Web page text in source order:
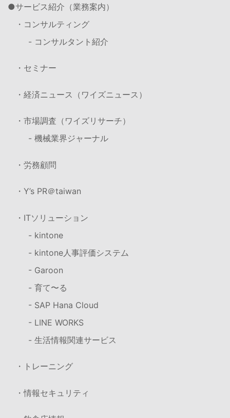
サービス紹介（業務案内）
・コンサルティング
- コンサルタント紹介
・セミナー
・経済ニュース（ワイズニュース）
・市場調査（ワイズリサーチ）
- 機械業界ジャーナル
・労務顧問
・Y’s PR＠taiwan
・ITソリューション
- kintone
- kintone人事評価システム
- Garoon
- 育て〜る
- SAP Hana Cloud
- LINE WORKS
- 生活情報関連サービス
・トレーニング
・情報セキュリティ